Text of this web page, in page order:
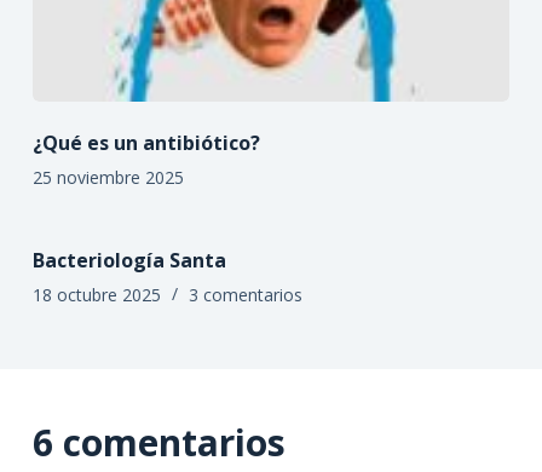
¿Qué es un antibiótico?
25 noviembre 2025
Bacteriología Santa
18 octubre 2025 3 comentarios
6 comentarios